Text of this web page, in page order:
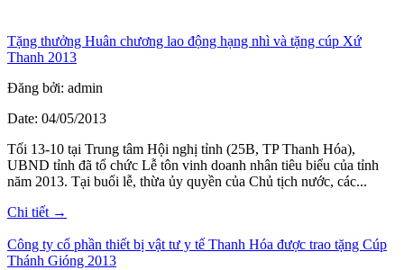
Tặng thưởng Huân chương lao động hạng nhì và tặng cúp Xứ
Thanh 2013
Đăng bởi: admin
Date: 04/05/2013
Tối 13-10 tại Trung tâm Hội nghị tỉnh (25B, TP Thanh Hóa),
UBND tỉnh đã tổ chức Lễ tôn vinh doanh nhân tiêu biểu của tỉnh
năm 2013. Tại buổi lễ, thừa ủy quyền của Chủ tịch nước, các...
Chi tiết →
Công ty cổ phần thiết bị vật tư y tế Thanh Hóa được trao tặng Cúp
Thánh Gióng 2013